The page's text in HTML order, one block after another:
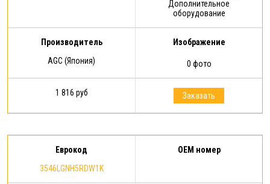
Дополнительное
оборудование
Производитель
AGC (Япония)
Изображение
0 фото
1 816 руб Заказать
Еврокод
3546LGNH5RDW1K
OEM номер